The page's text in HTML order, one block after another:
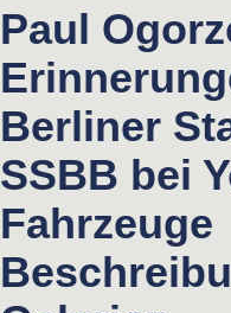
Paul
Berliner
SSBB bei
Fahrzeuge